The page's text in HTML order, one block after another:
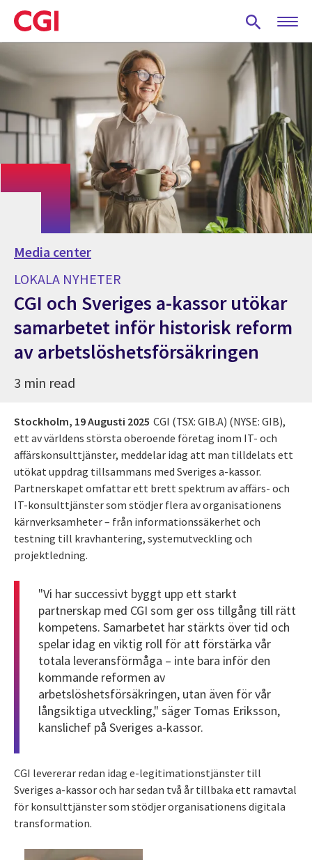
Skip
to
main
Media center
LOKALA NYHETER
CGI och Sveriges a-kassor utökar
samarbetet inför historisk reform
av arbetslöshetsförsäkringen
3 min read
Stockholm, 19 Augusti 2025 CGI (TSX: GIB.A) (NYSE: GIB),
ett av världens största oberoende företag inom IT- och
affärskonsulttjänster, meddelar idag att man tilldelats ett
utökat uppdrag tillsammans med Sveriges a-kassor.
Partnerskapet omfattar ett brett spektrum av affärs- och
IT-konsulttjänster som stödjer flera av organisationens
kärnverksamheter – från informationssäkerhet och
testning till kravhantering, systemutveckling och
projektledning.
"Vi har successivt byggt upp ett starkt
partnerskap med CGI som ger oss tillgång till rätt
kompetens. Samarbetet har stärkts över tid och
spelar idag en viktig roll för att förstärka vår
totala leveransförmåga – inte bara inför den
kommande reformen av
arbetslöshetsförsäkringen, utan även för vår
långsiktiga utveckling," säger Tomas Eriksson,
kanslichef på Sveriges a-kassor.
CGI levererar redan idag e-legitimationstjänster till
Sveriges a-kassor och har sedan två år tillbaka ett ramavtal
för konsulttjänster som stödjer organisationens digitala
transformation.